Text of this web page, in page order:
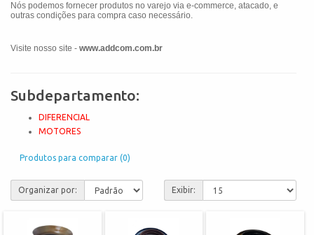
Nós podemos fornecer produtos no varejo via e-commerce, atacado, e
outras condições para compra caso necessário.
Visite nosso site - www.addcom.com.br
Subdepartamento:
DIFERENCIAL
MOTORES
Produtos para comparar (0)
Organizar por: Exibir: